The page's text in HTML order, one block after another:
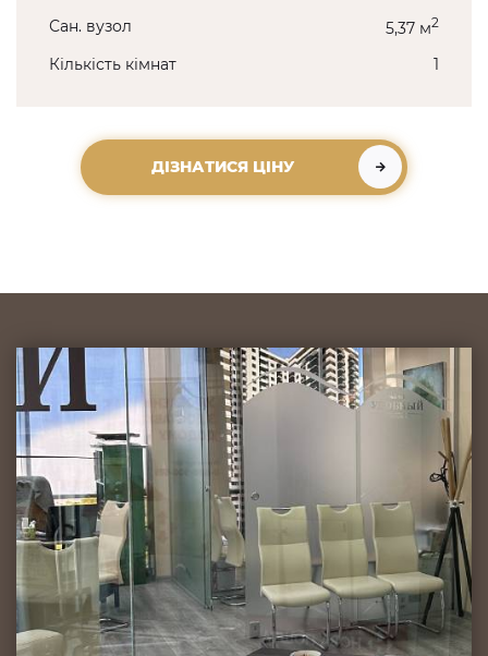
Сан. вузол 5,37 м2
Кількість кімнат 1
ДІЗНАТИСЯ ЦІНУ